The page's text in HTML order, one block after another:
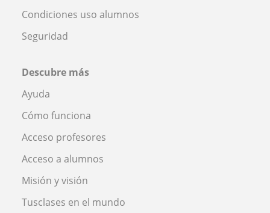
Condiciones uso alumnos
Seguridad
Descubre más
Ayuda
Cómo funciona
Acceso profesores
Acceso a alumnos
Misión y visión
Tusclases en el mundo